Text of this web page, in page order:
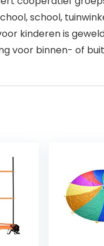
school,
kinderen is
voor binnen- of